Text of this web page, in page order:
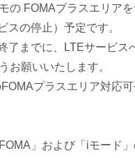
の FOMAプラスエリア
スの停止）予定です。
了までに、LTEサービ
お願いいたします。
プラスエリア対応
」および「iモード